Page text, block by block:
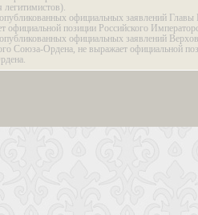
легитимистов).
официальных заявлений Главы
официальной позиции Российского
официальных заявлений
Союза-Ордена, не выражает официальной